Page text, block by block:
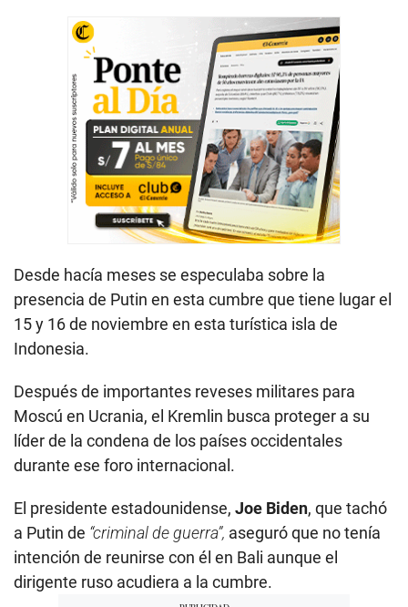
Desde hacía meses se especulaba sobre la
presencia de Putin en esta cumbre que tiene lugar el
15 y 16 de noviembre en esta turística isla de
Indonesia.
Después de importantes reveses militares para
Moscú en Ucrania, el Kremlin busca proteger a su
líder de la condena de los países occidentales
durante ese foro internacional.
El presidente estadounidense, Joe Biden, que tachó
a Putin de “criminal de guerra”, aseguró que no tenía
intención de reunirse con él en Bali aunque el
dirigente ruso acudiera a la cumbre.